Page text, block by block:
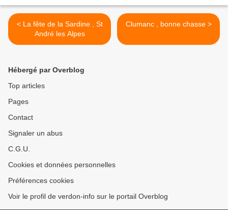
< La fête de la Sardine , St
André les Alpes
Clumanc , bonne chasse >
Hébergé par Overblog
Top articles
Pages
Contact
Signaler un abus
C.G.U.
Cookies et données personnelles
Préférences cookies
Voir le profil de verdon-info sur le portail Overblog